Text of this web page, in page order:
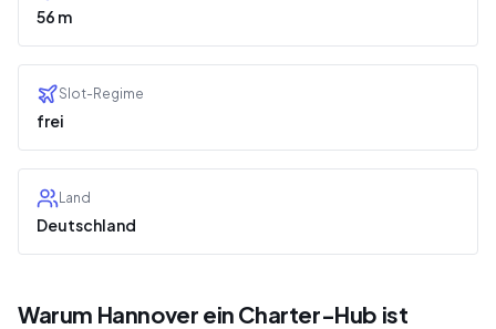
56 m
Slot-Regime
frei
Land
Deutschland
Warum Hannover ein Charter-Hub ist